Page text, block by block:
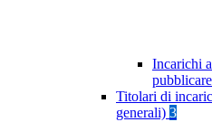
Incarichi
Titolari di
generali) 3